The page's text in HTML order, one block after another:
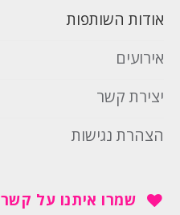
אודות השותפות
אירועים
יצירת קשר
הצהרת נגישות
שמרו איתנו על קשר